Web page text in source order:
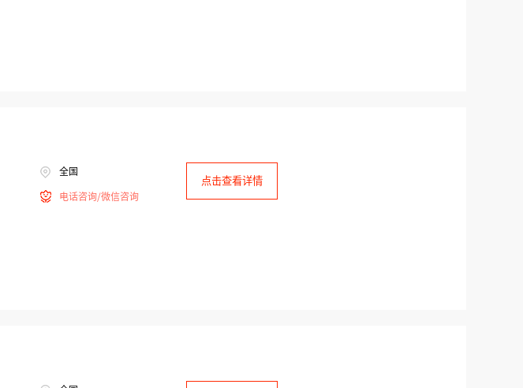
全国
电话咨询/微信咨询
点击查看详情